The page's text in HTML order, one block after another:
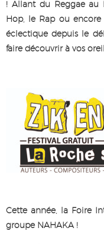
! Allant du Reggae au
Hop, le Rap ou encore
éclectique depuis le
faire découvrir à vos
Cette année, la Foire
groupe NAHAKA !